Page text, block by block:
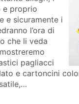
e proprio
e sicuramente i
l’ora di
che li veda
pagliacci
e cartoncini